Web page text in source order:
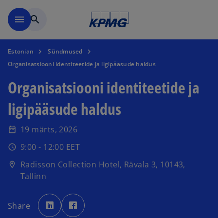
menu search
Estonian
Sündmused
Organisatsiooni identiteetide ja ligipääsude haldus
Organisatsiooni identiteetide ja
ligipääsude haldus
date_range 19 märts, 2026
schedule 9:00 - 12:00 EET
location_on
Radisson Collection Hotel, Rävala 3, 10143,
Tallinn
Share
o
p
e
n
p
e
p
n
s
i